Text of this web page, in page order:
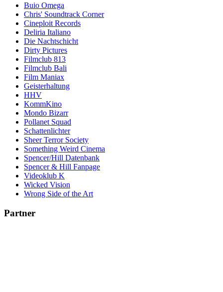
Buio Omega
Chris' Soundtrack Corner
Cineploit Records
Deliria Italiano
Die Nachtschicht
Dirty Pictures
Filmclub 813
Filmclub Bali
Film Maniax
Geisterhaltung
HHV
KommKino
Mondo Bizarr
Pollanet Squad
Schattenlichter
Sheer Terror Society
Something Weird Cinema
Spencer/Hill Datenbank
Spencer & Hill Fanpage
Videoklub K
Wicked Vision
Wrong Side of the Art
Partner